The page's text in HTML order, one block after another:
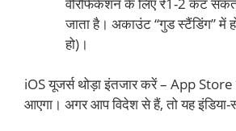
जाता है। अकाउंट “गुड स्टैंडिंग” में
हो)।
iOS यूजर्स थोड़ा इंतजार करें – App
आएगा। अगर आप विदेश से हैं, तो यह इंडिया-